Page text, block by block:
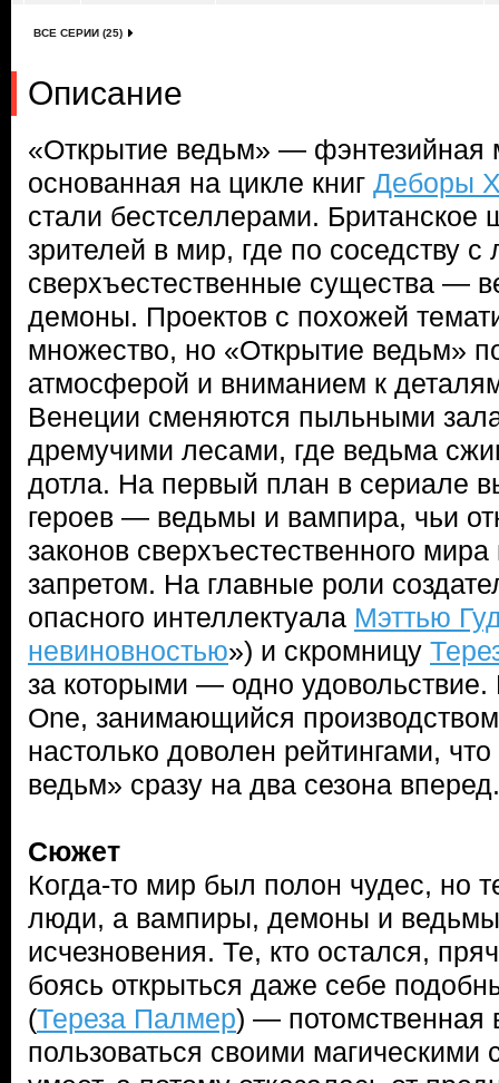
ВСЕ СЕРИИ (25)
Описание
«Открытие ведьм» — фэнтезийная
основанная на цикле книг Деборы
стали бестселлерами. Британское
зрителей в мир, где по соседству
сверхъестественные существа —
демоны. Проектов с похожей
множество, но «Открытие ведьм»
атмосферой и вниманием к
Венеции сменяются пыльными
дремучими лесами, где ведьма
дотла. На первый план в сериале
героев — ведьмы и вампира, чьи
законов сверхъестественного
запретом. На главные роли
опасного интеллектуала Мэттью
невиновностью») и скромницу
за которыми — одно удовольствие.
One, занимающийся
настолько доволен рейтингами,
ведьм» сразу на два сезона вперед.
Сюжет
Когда-то мир был полон чудес, но
люди, а вампиры, демоны и ведьмы
исчезновения. Те, кто остался,
боясь открыться даже себе
(Тереза Палмер) — потомственная
пользоваться своими магическими